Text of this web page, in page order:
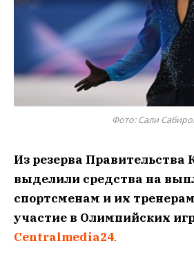
Фото: Сали
Из резерва Правительства
выделили средства на
спортсменам и их
участие в Олимпийских
Centralmedia24.